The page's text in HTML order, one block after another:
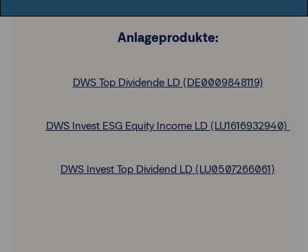
Anlageprodukte:
DWS Top Dividende LD (DE0009848119)
DWS Invest ESG Equity Income LD (LU1616932940)
DWS Invest Top Dividend LD (LU0507266061)